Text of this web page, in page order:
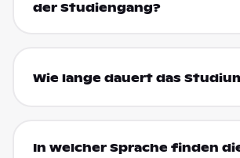
der Studiengang?
Wie lange dauert das
In welcher Sprache finden